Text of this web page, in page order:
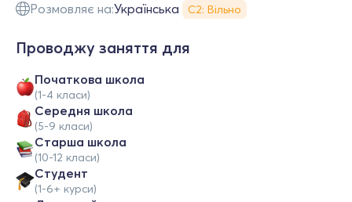
Розмовляє на:Українська С2: Вільно
Проводжу заняття для
Початкова школа
(1-4 класи)
Середня школа
(5-9 класи)
Старша школа
(10-12 класи)
Студент
(1-6+ курси)